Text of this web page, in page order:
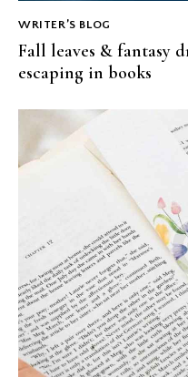
WRITER’S BLOG
Fall leaves & fantasy
escaping in books